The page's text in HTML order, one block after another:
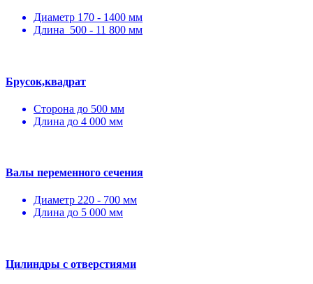
Диаметр 170 - 1400 мм
Длина 500 - 11 800 мм
Брусок,квадрат
Сторона до 500 мм
Длина до 4 000 мм
Валы переменного сечения
Диаметр 220 - 700 мм
Длина до 5 000 мм
Цилиндры с отверстиями